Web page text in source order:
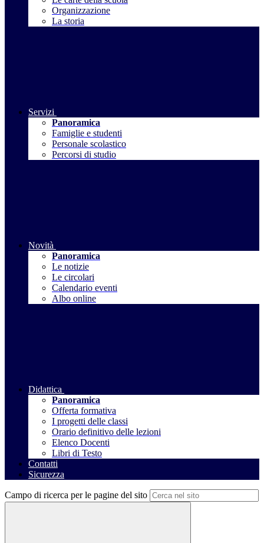
Organizzazione
La storia
Servizi
Panoramica
Famiglie e studenti
Personale scolastico
Percorsi di studio
Novità
Panoramica
Le notizie
Le circolari
Calendario eventi
Albo online
Didattica
Panoramica
Offerta formativa
I progetti delle classi
Orario definitivo delle lezioni
Elenco Docenti
Libri di Testo
Contatti
Sicurezza
Campo di ricerca per le pagine del sito